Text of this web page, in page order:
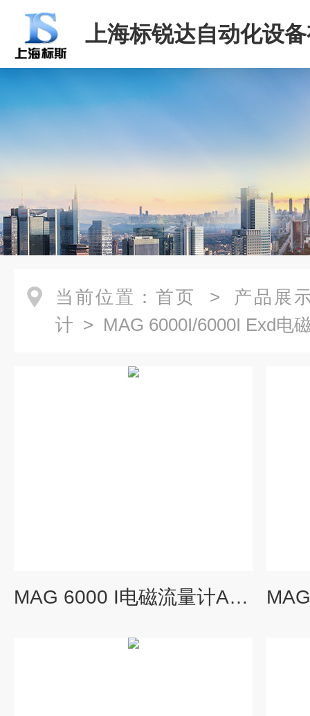
上海标锐达自动化设
司
当前位置： 首页 > 产品展
计 > MAG 6000I/6000I Exd电
MAG 6000 I电磁流量计A5E01013127电路板